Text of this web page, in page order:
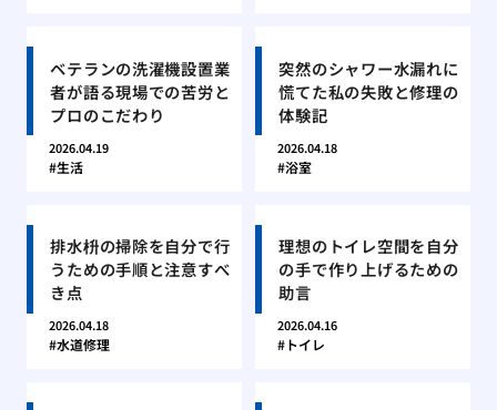
ベテランの洗濯機設置業
者が語る現場での苦労と
プロのこだわり
2026.04.19
生活
突然のシャワー水漏れに
慌てた私の失敗と修理の
体験記
2026.04.18
浴室
排水枡の掃除を自分で行
うための手順と注意すべ
き点
2026.04.18
水道修理
理想のトイレ空間を自分
の手で作り上げるための
助言
2026.04.16
トイレ